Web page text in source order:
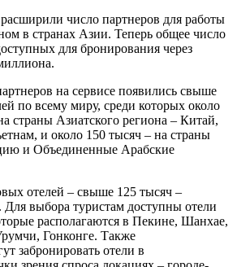
число партнеров для работы
в странах Азии. Теперь общее число
для бронирования через
на сервисе появились свыше
по всему миру, среди которых около
страны Азиатского региона – Китай,
и около 150 тысяч – на страны
и Объединенные Арабские
отелей – свыше 125 тысяч –
выбора туристам доступны отели
располагаются в Пекине, Шанхае,
Гонконге. Также
забронировать отели в